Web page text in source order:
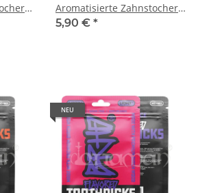
|
Aromatisierte Zahnstocher |
Lychee Ice
5,90 € *
NEU